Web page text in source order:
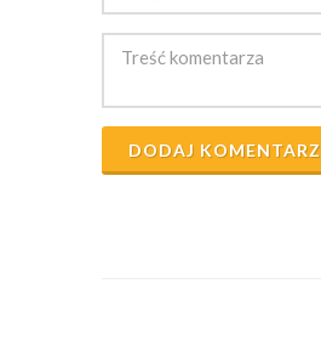
DODAJ KOMENTARZ